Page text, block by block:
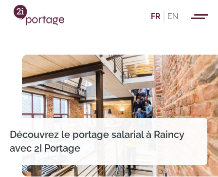
FR EN
Découvrez le portage salarial à Raincy
avec 2I Portage